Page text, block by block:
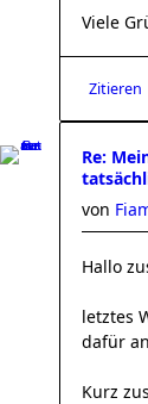
Viele
Zitieren
Re:
von
Hallo
letztes
dafür
Kurz